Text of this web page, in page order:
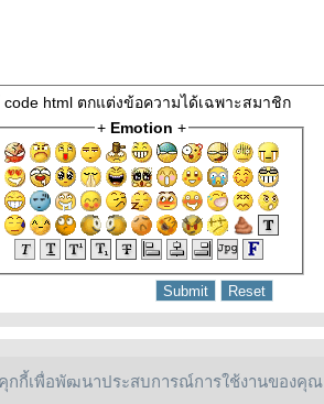
code html ตกแต่งข้อความได้เฉพาะสมาชิก
+ Emotion +
คุกกี้เพื่อพัฒนาประสบการณ์การใช้งานของคุณ